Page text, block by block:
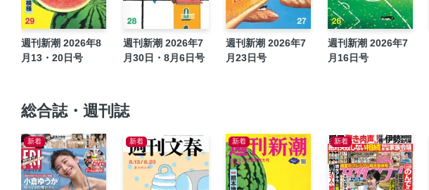
週刊新潮 2026年8
月13・20日号
週刊新潮 2026年7
月30日・8月6日号
週刊新潮 2026年7
月23日号
週刊新潮 2026年7
月16日号
総合誌・週刊誌
新着 新着 新着 新着